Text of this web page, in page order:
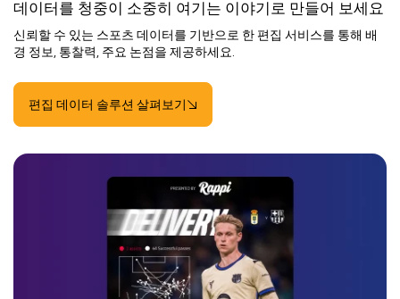
데이터를 청중이 소중히 여기는 이야기로 만들어 보세요
신뢰할 수 있는 스포츠 데이터를 기반으로 한 편집 서비스를 통해 배
경 정보, 통찰력, 주요 논점을 제공하세요.
편집 데이터 솔루션 살펴보기